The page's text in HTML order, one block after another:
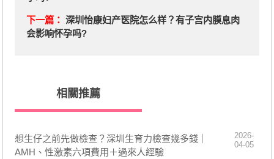
下一篇： 深圳怡康妇产医院怎么样？有子宫内膜息肉
会影响怀孕吗?
相關推薦
想生仔之前先做檢查？深圳生育力檢查幾多錢｜
AMH、性激素六項費用＋過來人經驗
2026-
04-05